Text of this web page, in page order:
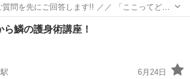
なの？」 そんな素朴な疑問を"先出し"でお答
不安を払拭してください☆彡
中野駅 警備員
ら鱗の護身術講座！
6月24日